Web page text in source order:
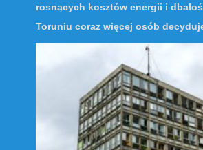
rosnących kosztów energii i
Toruniu coraz więcej osób